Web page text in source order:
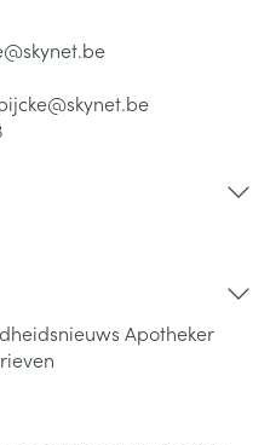
skynet.be
Apotheker